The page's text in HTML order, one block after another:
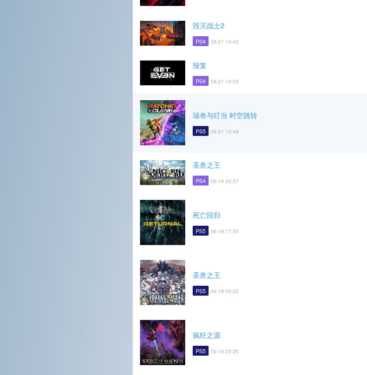
毁灭战士2
PS4 06-21 14:42
报复
PS4 06-21 14:03
瑞奇与叮当 时空跳转
PS5 06-21 13:49
圣兽之王
PS4 06-19 20:57
死亡回归
PS5 06-19 17:55
圣兽之王
PS5 06-18 00:22
疯狂之源
PS5 06-16 23:26